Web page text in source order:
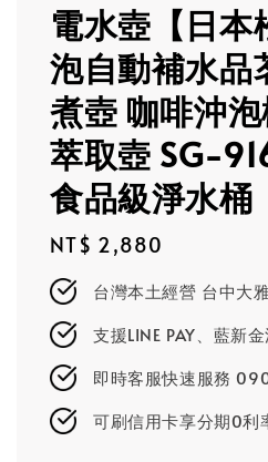
電水壺【日本
泡自動補水
煮壺 咖啡沖
萃取壺 SG-
食品級淨水桶
Regular
price
NT$ 2,880
台灣本土經營 台中大
支援LINE PAY、藍新
即時客服快速服務
可刷信用卡享分期0利